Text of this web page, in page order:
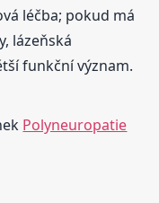
léčba; pokud má
lázeňská
funkční význam.
Polyneuropatie